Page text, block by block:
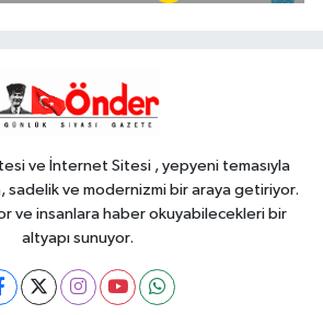
18:48 .
ve İnternet Sitesi , yepyeni temasıyla
sadelik ve modernizmi bir araya getiriyor.
ve insanlara haber okuyabilecekleri bir
altyapı sunuyor.